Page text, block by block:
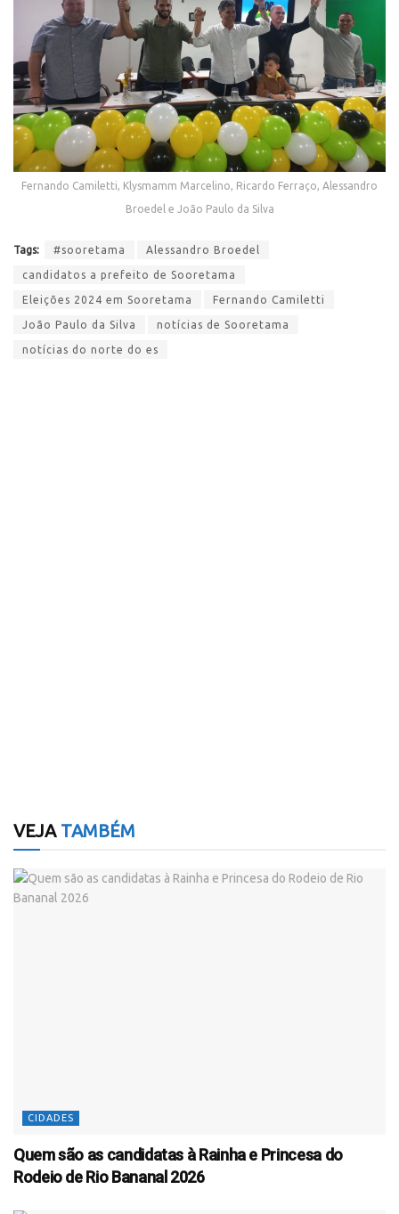
Fernando Camiletti, Klysmamm Marcelino, Ricardo Ferraço, Alessandro
Broedel e João Paulo da Silva
Tags: #sooretama Alessandro Broedel
candidatos a prefeito de Sooretama
Eleições 2024 em Sooretama Fernando Camiletti
João Paulo da Silva notícias de Sooretama
notícias do norte do es
VEJATAMBÉM
CIDADES
Quem são as candidatas à Rainha e Princesa do
Rodeio de Rio Bananal 2026